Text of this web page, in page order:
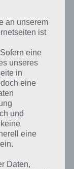
an unserem
ist
eine
unseres
in
eine
und
eine
Daten,